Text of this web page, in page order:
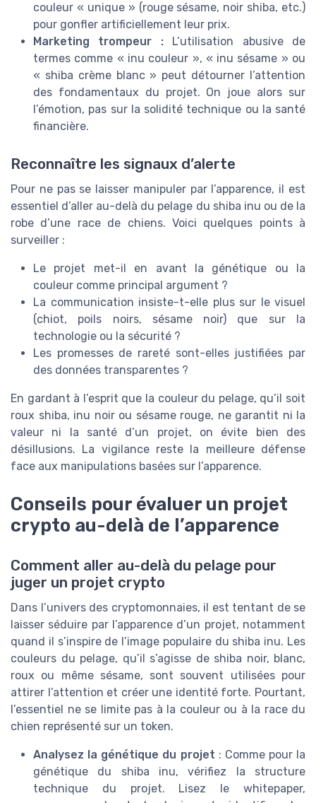
couleur « unique » (rouge sésame, noir shiba, etc.)
pour gonfler artificiellement leur prix.
Marketing trompeur :L’utilisation abusive de
termes comme « inu couleur », « inu sésame » ou
« shiba crème blanc » peut détourner l’attention
des fondamentaux du projet. On joue alors sur
l’émotion, pas sur la solidité technique ou la santé
financière.
Reconnaître les signaux d’alerte
Pour ne pas se laisser manipuler par l’apparence, il est
essentiel d’aller au-delà du pelage du shiba inu ou de la
robe d’une race de chiens. Voici quelques points à
surveiller :
Le projet met-il en avant la génétique ou la
couleur comme principal argument ?
La communication insiste-t-elle plus sur le visuel
(chiot, poils noirs, sésame noir) que sur la
technologie ou la sécurité ?
Les promesses de rareté sont-elles justifiées par
des données transparentes ?
En gardant à l’esprit que la couleur du pelage, qu’il soit
roux shiba, inu noir ou sésame rouge, ne garantit ni la
valeur ni la santé d’un projet, on évite bien des
désillusions. La vigilance reste la meilleure défense
face aux manipulations basées sur l’apparence.
Conseils pour évaluer un projet
crypto au-delà de l’apparence
Comment aller au-delà du pelage pour
juger un projet crypto
Dans l’univers des cryptomonnaies, il est tentant de se
laisser séduire par l’apparence d’un projet, notamment
quand il s’inspire de l’image populaire du shiba inu. Les
couleurs du pelage, qu’il s’agisse de shiba noir, blanc,
roux ou même sésame, sont souvent utilisées pour
attirer l’attention et créer une identité forte. Pourtant,
l’essentiel ne se limite pas à la couleur ou à la race du
chien représenté sur un token.
Analysez la génétique du projet : Comme pour la
génétique du shiba inu, vérifiez la structure
technique du projet. Lisez le whitepaper,